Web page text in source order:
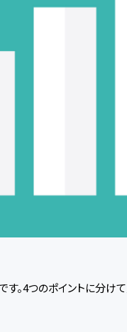
。4つのポイントに分けて